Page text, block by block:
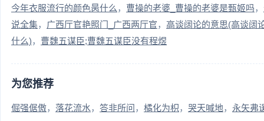
今年衣服流行的颜色昺什么
曹操的老婆_曹操的老婆是甄姬吗
说全集
广西厅官艳照门_广西两厅官
高谈阔论的意思(高谈阔
什么)
曹魏五谋臣;曹魏五谋臣没有程煜
为您推荐
倔强倨傲 落花流水 答非所问 橘化为枳 哭天喊地 永矢弗